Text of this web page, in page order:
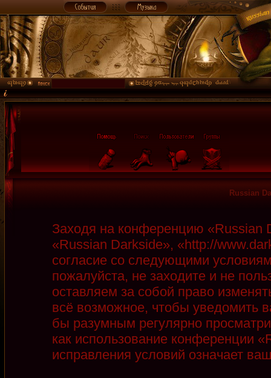
Russian
Заходя на конференцию
«Russian Darkside», «http://
согласие со следующими
пожалуйста, не заходите и не
оставляем за собой право
всё возможное, чтобы уведомить
бы разумным регулярно
как использование конференции
исправления условий означает